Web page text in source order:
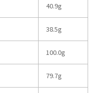
40.9g
38.5g
100.0g
79.7g